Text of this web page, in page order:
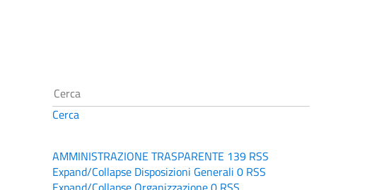
Cerca
AMMINISTRAZIONE TRASPARENTE 139 RSS
Expand/Collapse Disposizioni Generali 0 RSS